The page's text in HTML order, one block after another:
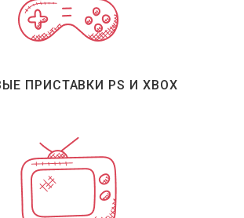
ПРИСТАВКИ PS И XBOX